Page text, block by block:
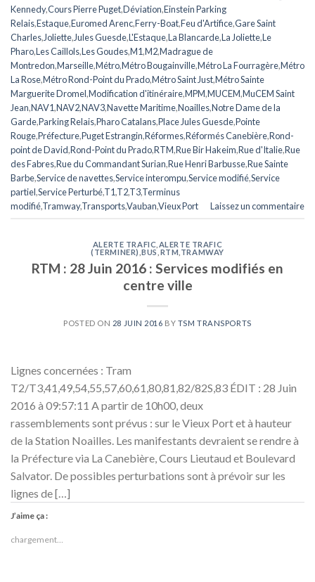
Kennedy,Cours Pierre Puget,Déviation,Einstein Parking
Relais,Estaque,Euromed Arenc,Ferry-Boat,Feu d'Artifice,Gare Saint
Charles,Joliette,Jules Guesde,L'Estaque,La Blancarde,La Joliette,Le
Pharo,Les Caillols,Les Goudes,M1,M2,Madrague de
Montredon,Marseille,Métro,Métro Bougainville,Métro La Fourragère,Métro
La Rose,Métro Rond-Point du Prado,Métro Saint Just,Métro Sainte
Marguerite Dromel,Modification d'itinéraire,MPM,MUCEM,MuCEM Saint
Jean,NAV1,NAV2,NAV3,Navette Maritime,Noailles,Notre Dame de la
Garde,Parking Relais,Pharo Catalans,Place Jules Guesde,Pointe
Rouge,Préfecture,Puget Estrangin,Réformes,Réformés Canebière,Rond-
point de David,Rond-Point du Prado,RTM,Rue Bir Hakeim,Rue d'Italie,Rue
des Fabres,Rue du Commandant Surian,Rue Henri Barbusse,Rue Sainte
Barbe,Service de navettes,Service interompu,Service modifié,Service
partiel,Service Perturbé,T1,T2,T3,Terminus
modifié,Tramway,Transports,Vauban,Vieux Port Laissez un commentaire
ALERTE TRAFIC ALERTE TRAFIC
(TERMINER) ,BUS RTM TRAMWAY
RTM : 28 Juin 2016 : Services modifiés en
centre ville
POSTED ON 28 JUIN 2016 BY TSM TRANSPORTS
Lignes concernées : Tram
T2/T3,41,49,54,55,57,60,61,80,81,82/82S,83 ÉDIT : 28 Juin
2016 à 09:57:11 A partir de 10h00, deux
rassemblements sont prévus : sur le Vieux Port et à hauteur
de la Station Noailles. Les manifestants devraient se rendre à
la Préfecture via La Canebière, Cours Lieutaud et Boulevard
Salvator. De possibles perturbations sont à prévoir sur les
lignes de […]
J’aime ça :
chargement…